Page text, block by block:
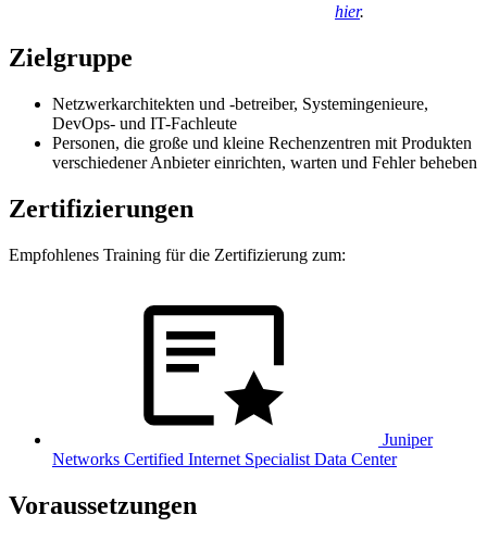
hier.
Zielgruppe
Netzwerkarchitekten und -betreiber, Systemingenieure,
DevOps- und IT-Fachleute
Personen, die große und kleine Rechenzentren mit Produkten
verschiedener Anbieter einrichten, warten und Fehler beheben
Zertifizierungen
Empfohlenes Training für die Zertifizierung zum:
Juniper
Networks Certified Internet Specialist Data Center
Voraussetzungen